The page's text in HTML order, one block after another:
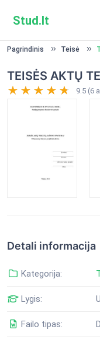
Stud.lt
Pagrindinis Teisė
TEISĖS AKTŲ
9.5 (6
Detali informacija
Kategorija:
Lygis:
Failo tipas: